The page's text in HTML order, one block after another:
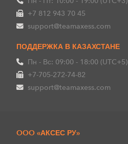
+7 812 943 70 45
support@teamaxess.com
ПОДДЕРЖКА В КАЗАХСТАНЕ
Пн - Вс: 09:00 - 18:00 (UTC+5)
+7-705-272-74-82
support@teamaxess.com
OOO «АКСЕС РУ»